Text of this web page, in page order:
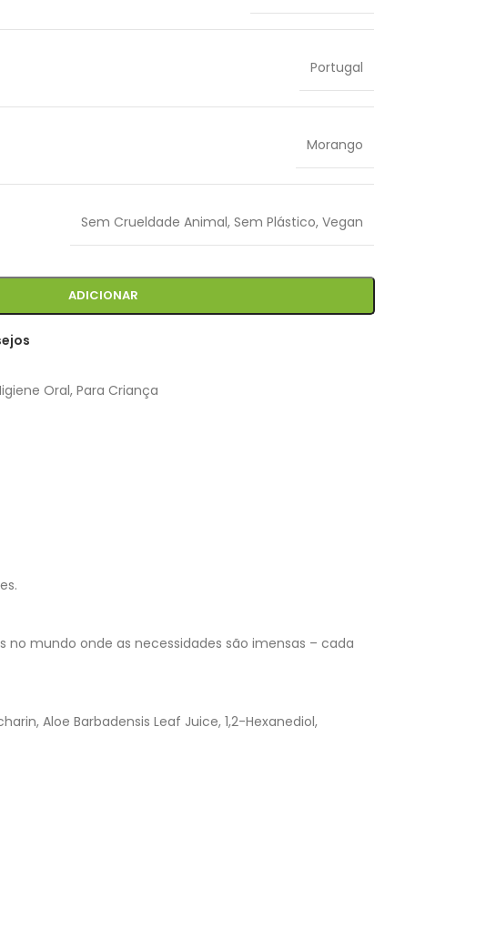
Portugal
Morango
Sem Crueldade Animal, Sem Plástico, Vegan
ADICIONAR
Oral, Para Criança
no mundo onde as necessidades são imensas – cada
Aloe Barbadensis Leaf Juice, 1,2-Hexanediol,